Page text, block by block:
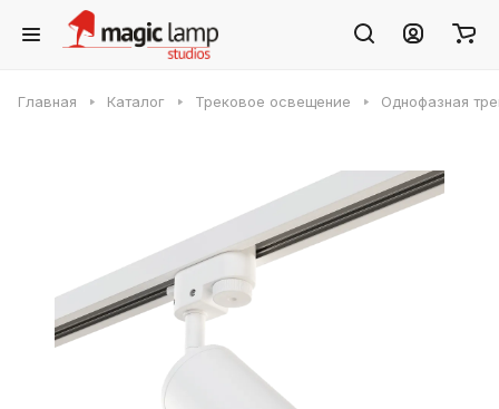
Главная Каталог Трековое освещение Однофазная